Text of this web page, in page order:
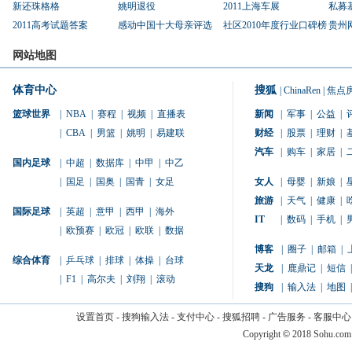
新还珠格格
姚明退役 2011上海车展
私募
2011高考试题答案
感动中国十大母亲评选 社区2010年度行业口碑榜贵州
网站地图
体育中心
篮球世界 NBA 赛程 视频
直播表
CBA 男篮 姚明 易建联
国内足球 中超 数据库 中甲
中乙
国足 国奥 国青 女足
国际足球 英超 意甲 西甲
海外
欧预赛 欧冠 欧联 数据
综合体育 乒乓球 排球 体操
台球
F1 高尔夫 刘翔 滚动
搜狐 ChinaRen 焦点
新闻 军事 公益
财经
股票 理财
汽车
购车 家居
女人 母婴 新娘
旅游
天气 健康
IT
数码 手机
博客 圈子 邮箱
天龙
鹿鼎记 短信
搜狗
输入法 地图
设置首页- 搜狗输入法- 支付中心- 搜狐招聘- 广告服务 - 客服中心
Copyright © 2018